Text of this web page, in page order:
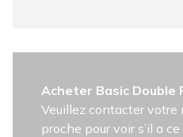
Acheter Basic Double
Veuillez contacter votre
proche pour voir s’il a